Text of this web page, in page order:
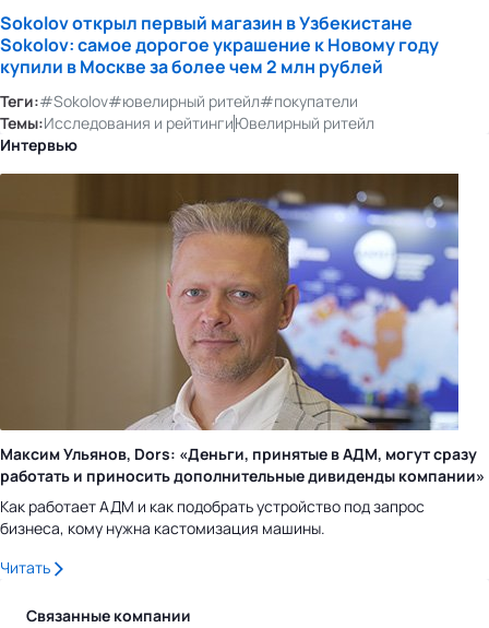
Sokolov открыл первый магазин в Узбекистане
Sokolov: самое дорогое украшение к Новому году
купили в Москве за более чем 2 млн рублей
Теги:#Sokolov#ювелирный ритейл#покупатели
Темы:Исследования и рейтингиЮвелирный ритейл
Интервью
Максим Ульянов, Dors: «Деньги, принятые в АДМ, могут сразу
работать и приносить дополнительные дивиденды компании»
Как работает АДМ и как подобрать устройство под запрос
бизнеса, кому нужна кастомизация машины.
Читать
Связанные компании